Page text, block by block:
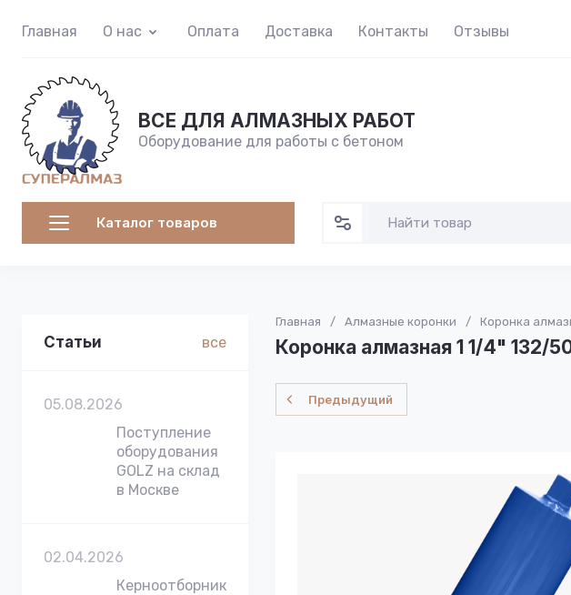
Главная О нас Оплата Доставка Контакты Отзывы
ВСЕ ДЛЯ АЛМАЗНЫХ РАБОТ
Оборудование для работы с бетоном
Каталог товаров
Статьи все
05.08.2026
Поступление
оборудования
GOLZ на склад
в Москве
02.04.2026
Керноотборник
Главная / Алмазные коронки / Коронка
Коронка алмазная 1 1/4" 132/
Предыдущий